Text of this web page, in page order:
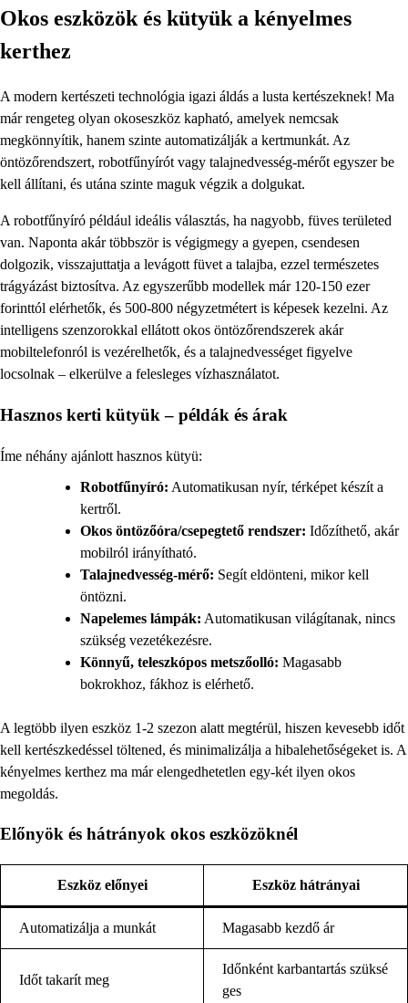
Okos eszközök és kütyük a kényelmes
kerthez
A modern kertészeti technológia igazi áldás a lusta kertészeknek! Ma
már rengeteg olyan okoseszköz kapható, amelyek nemcsak
megkönnyítik, hanem szinte automatizálják a kertmunkát. Az
öntözőrendszert, robotfűnyírót vagy talajnedvesség-mérőt egyszer be
kell állítani, és utána szinte maguk végzik a dolgukat.
A robotfűnyíró például ideális választás, ha nagyobb, füves területed
van. Naponta akár többször is végigmegy a gyepen, csendesen
dolgozik, visszajuttatja a levágott füvet a talajba, ezzel természetes
trágyázást biztosítva. Az egyszerűbb modellek már 120-150 ezer
forinttól elérhetők, és 500-800 négyzetmétert is képesek kezelni. Az
intelligens szenzorokkal ellátott okos öntözőrendszerek akár
mobiltelefonról is vezérelhetők, és a talajnedvességet figyelve
locsolnak – elkerülve a felesleges vízhasználatot.
Hasznos kerti kütyük – példák és árak
Íme néhány ajánlott hasznos kütyü:
Robotfűnyíró: Automatikusan nyír, térképet készít a
kertről.
Okos öntözőóra/csepegtető rendszer: Időzíthető, akár
mobilról irányítható.
Talajnedvesség-mérő: Segít eldönteni, mikor kell
öntözni.
Napelemes lámpák: Automatikusan világítanak, nincs
szükség vezetékezésre.
Könnyű, teleszkópos metszőolló: Magasabb
bokrokhoz, fákhoz is elérhető.
A legtöbb ilyen eszköz 1-2 szezon alatt megtérül, hiszen kevesebb időt
kell kertészkedéssel töltened, és minimalizálja a hibalehetőségeket is. A
kényelmes kerthez ma már elengedhetetlen egy-két ilyen okos
megoldás.
Előnyök és hátrányok okos eszközöknél
Eszköz előnyei Eszköz hátrányai
Automatizálja a munkát Magasabb kezdő ár
Időt takarít meg
Időnként karbantartás szüksé
ges